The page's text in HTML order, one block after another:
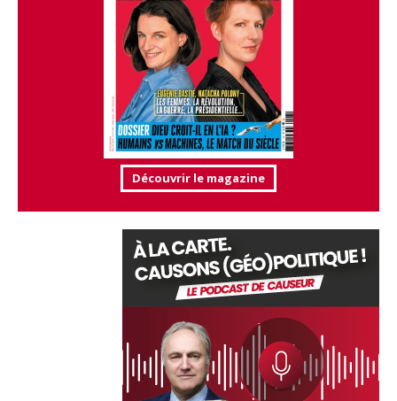
Découvrir le magazine